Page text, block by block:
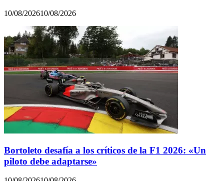
10/08/202610/08/2026
Bortoleto desafía a los críticos de la F1 2026: «Un
piloto debe adaptarse»